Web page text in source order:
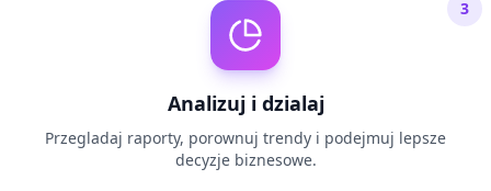
3
Analizuj i dzialaj
Przegladaj raporty, porownuj trendy i podejmuj lepsze
decyzje biznesowe.